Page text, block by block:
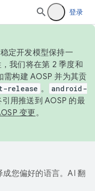
登录
定开发模型保持一
我们将在第 2 季度和
需构建 AOSP 并为其贡
release 。
android-
用推送到 AOSP 的最
变更。
您偏好的语言。AI 翻